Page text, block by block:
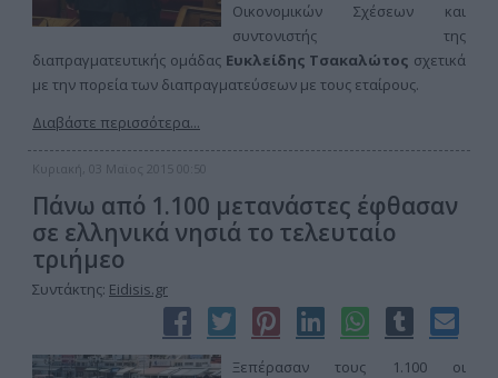
Οικονομικών Σχέσεων και
συντονιστής της
διαπραγματευτικής ομάδας Ευκλείδης Τσακαλώτος σχετικά
με την πορεία των διαπραγματεύσεων με τους εταίρους.
Διαβάστε περισσότερα...
Κυριακή, 03 Μαϊος 2015 00:50
Πάνω από 1.100 μετανάστες έφθασαν
σε ελληνικά νησιά το τελευταίο
τριήμεο
Συντάκτης: Eidisis.gr
Ξεπέρασαν τους 1.100 οι